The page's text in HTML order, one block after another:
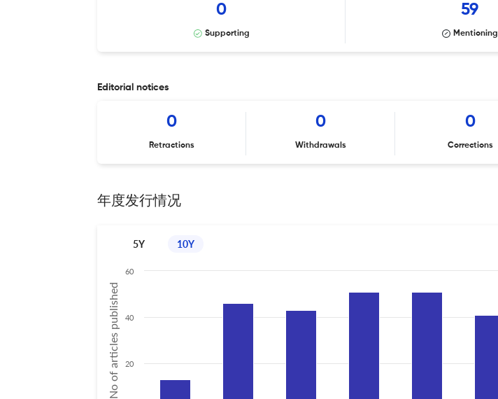
0
Supporting
59
Mentioning
Editorial notices
0
Retractions
0
Withdrawals
0
Corrections
年度发行情况
5Y 10Y
No of articles published 20
40
60